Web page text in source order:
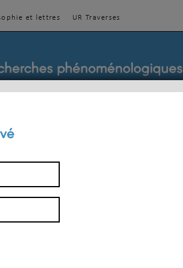
et lettres UR Traverses
phénoménologiques